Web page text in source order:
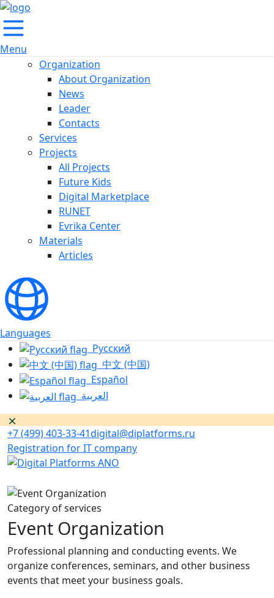
Menu
Organization
About Organization
News
Leader
Contacts
Services
Projects
All Projects
Future Kids
Digital Marketplace
RUNET
Evrika Center
Materials
Articles
Languages
Русский
中文 (中国)
Español
العربية
Dismiss
+7 (499) 403-33-41digital@diplatforms.ru
Registration for IT company
Category of services
Event Organization
Professional planning and conducting events. We
organize conferences, seminars, and other business
events that meet your business goals.